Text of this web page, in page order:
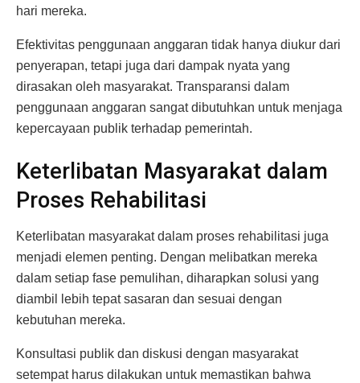
hari mereka.
Efektivitas penggunaan anggaran tidak hanya diukur dari
penyerapan, tetapi juga dari dampak nyata yang
dirasakan oleh masyarakat. Transparansi dalam
penggunaan anggaran sangat dibutuhkan untuk menjaga
kepercayaan publik terhadap pemerintah.
Keterlibatan Masyarakat dalam
Proses Rehabilitasi
Keterlibatan masyarakat dalam proses rehabilitasi juga
menjadi elemen penting. Dengan melibatkan mereka
dalam setiap fase pemulihan, diharapkan solusi yang
diambil lebih tepat sasaran dan sesuai dengan
kebutuhan mereka.
Konsultasi publik dan diskusi dengan masyarakat
setempat harus dilakukan untuk memastikan bahwa